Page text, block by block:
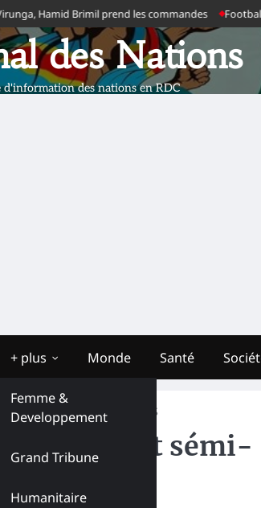
Brimil prend les commandes Football : clap
des Nations
d'information des nations en RDC
+ plus
Femme &
Developpement
Grand Tribune
Humanitaire
Monde Santé
biométrique enfin à 100$
passeport sémi-